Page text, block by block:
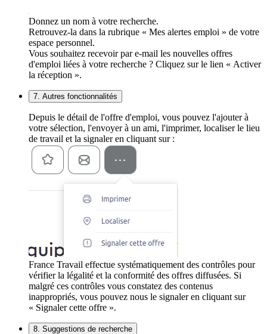
Donnez un nom à votre recherche.
Retrouvez-la dans la rubrique « Mes alertes emploi » de votre
espace personnel.
Vous souhaitez recevoir par e-mail les nouvelles offres
d'emploi liées à votre recherche ? Cliquez sur le lien « Activer
la réception ».
7. Autres fonctionnalités
Depuis le détail de l'offre d'emploi, vous pouvez l'ajouter à
votre sélection, l'envoyer à un ami, l'imprimer, localiser le lieu
de travail et la signaler en cliquant sur :
France Travail effectue systématiquement des contrôles pour
vérifier la légalité et la conformité des offres diffusées. Si
malgré ces contrôles vous constatez des contenus
inappropriés, vous pouvez nous le signaler en cliquant sur
« Signaler cette offre ».
8. Suggestions de recherche